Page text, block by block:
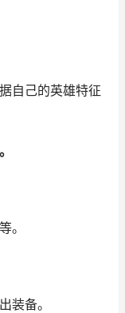
自己的英雄特征
。
装备。